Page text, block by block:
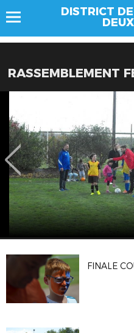
DISTRICT
RASSEMBLEMENT